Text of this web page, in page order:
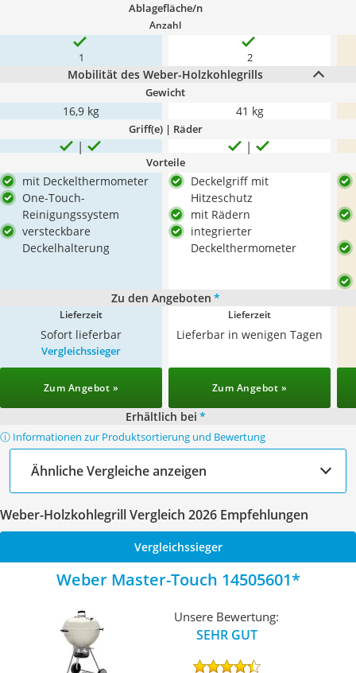
Ablagefläche/n
Anzahl
1 2
Mobilität des Weber-Holzkohlegrills
Gewicht
16,9 kg 41 kg
Griff(e) | Räder
Vorteile
mit Deckelthermometer
One-Touch-
Reinigungssystem
versteckbare
Deckelhalterung
Deckelgriff mit
Hitzeschutz
mit Rädern
integrierter
Deckelthermometer
Zu den Angeboten *
Lieferzeit
Sofort lieferbar
Lieferzeit
Lieferbar in wenigen Tagen
Vergleichssieger
Zum Angebot » Zum Angebot »
Erhältlich bei *
ⓘ Informationen zur Produktsortierung und Bewertung
Ähnliche Vergleiche anzeigen
Weber-Holzkohlegrill Vergleich 2026 Empfehlungen
Vergleichssieger
Weber Master-Touch 14505601
Unsere Bewertung:
SEHR GUT